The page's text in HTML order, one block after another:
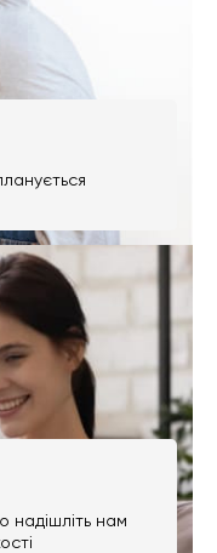
надішліть нам